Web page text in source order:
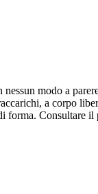
modo a
a corpo
forma.